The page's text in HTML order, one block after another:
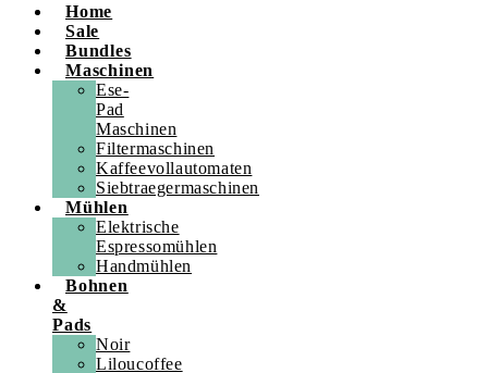
Home
Sale
Bundles
Maschinen
Ese-
Pad
Maschinen
Filtermaschinen
Kaffeevollautomaten
Siebtraegermaschinen
Mühlen
Elektrische
Espressomühlen
Handmühlen
Bohnen
&
Pads
Noir
Liloucoffee